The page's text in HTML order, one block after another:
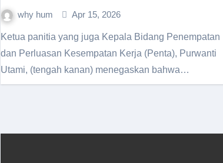
why hum Apr 15, 2026
Ketua panitia yang juga Kepala Bidang Penempatan
dan Perluasan Kesempatan Kerja (Penta), Purwanti
Utami, (tengah kanan) menegaskan bahwa…